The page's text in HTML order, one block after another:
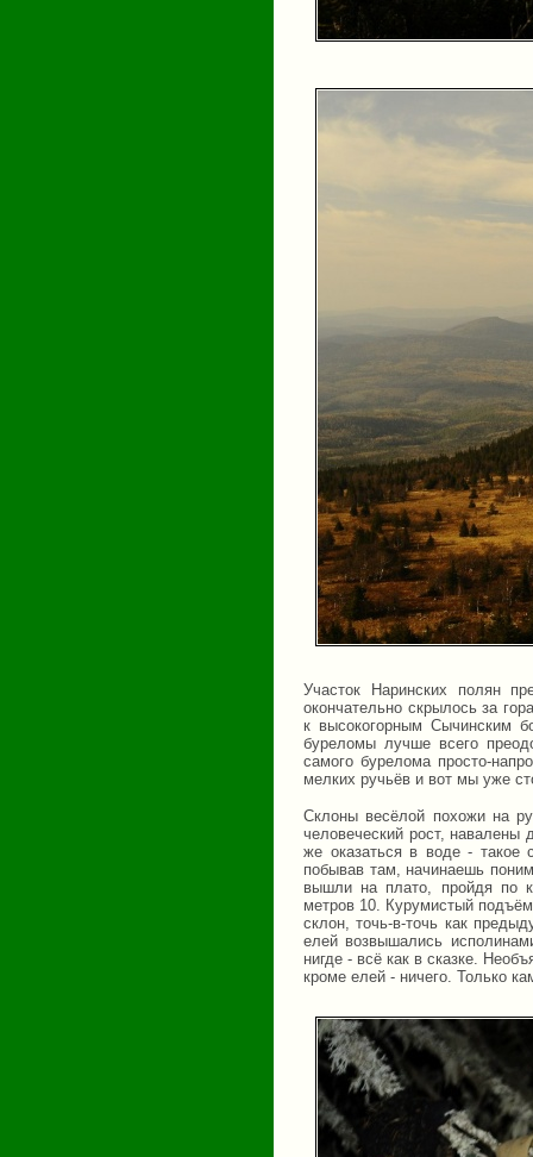
Участок Наринских полян
окончательно скрылось за
к высокогорным Сычинским
буреломы лучше всего
самого бурелома просто-
мелких ручьёв и вот мы уже
Склоны весёлой похожи на
человеческий рост, навалены
же оказаться в воде - такое
побывав там, начинаешь
вышли на плато, пройдя по
метров 10. Курумистый
склон, точь-в-точь как
елей возвышались
нигде - всё как в сказке.
кроме елей - ничего. Только